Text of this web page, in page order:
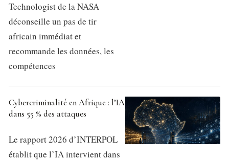
Technologist de la NASA
déconseille un pas de tir
africain immédiat et
recommande les données, les
compétences
Cybercriminalité en Afrique : l’IA
dans 55 % des attaques
Le rapport 2026 d’INTERPOL
établit que l’IA intervient dans